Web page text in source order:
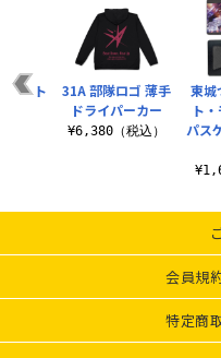
東城
ト
パス
アート
31A 部隊ロゴ 薄手
ドライパーカー
¥6,380（税込）
会員規
特定商